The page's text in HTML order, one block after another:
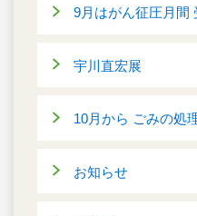
9月はがん征圧月間
宇川直宏展
10月から ごみの処
お知らせ